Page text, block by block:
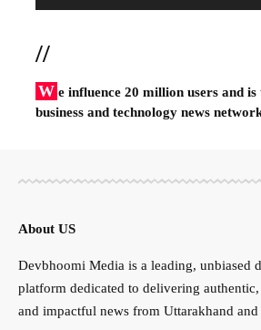
//
W e influence 20 million users and is
business and technology news
About US
Devbhoomi Media is a leading, unbiased
platform dedicated to delivering authentic,
and impactful news from Uttarakhand and